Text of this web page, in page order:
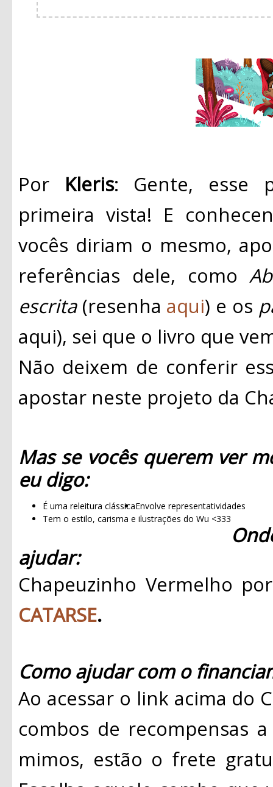
Por Kleris: Gente, esse
primeira vista! E
vocês diriam o mesmo,
referências dele, como
escrita(resenha aqui) e os
aqui), sei que o livro que
Não deixem de conferir
apostar neste projeto da
Mas se vocês querem ver
eu digo:
É uma releitura clássicaEnvolve representatividades
Tem o estilo, carisma e ilustrações do Wu <333
ajudar:
Chapeuzinho Vermelho
CATARSE.
Como ajudar com o
Ao acessar o link acima do
combos de recompensas
mimos, estão o frete